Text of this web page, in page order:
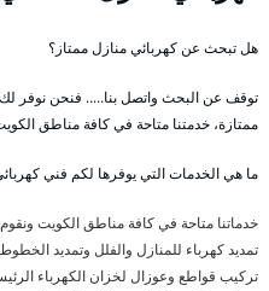
هل تبحث عن كهربائي منازل ممتاز؟
توقف عن البحث واتصل بنا….. فنحن نوفر
ممتازة، خدمتنا متاحة في كافة مناطق
ما هي الخدمات التي يوفرها لكم فني
خدماتنا متاحة في كافة مناطق الكويت
تمديد كهرباء للمنازل والفلل وتمديد
تركيب قواطع وعوزال لخزان الكهرباء